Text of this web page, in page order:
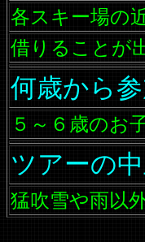
各スキー場の
借りることが
何歳から
５～６歳のお
ツアーの
猛吹雪や雨以